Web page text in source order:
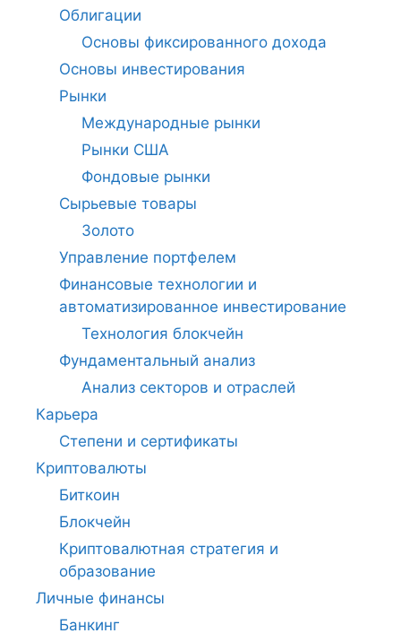
Облигации
Основы фиксированного дохода
Основы инвестирования
Рынки
Международные рынки
Рынки США
Фондовые рынки
Сырьевые товары
Золото
Управление портфелем
Финансовые технологии и
автоматизированное инвестирование
Технология блокчейн
Фундаментальный анализ
Анализ секторов и отраслей
Карьера
Степени и сертификаты
Криптовалюты
Биткоин
Блокчейн
Криптовалютная стратегия и
образование
Личные финансы
Банкинг